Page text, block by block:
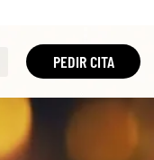
PEDIR CITA